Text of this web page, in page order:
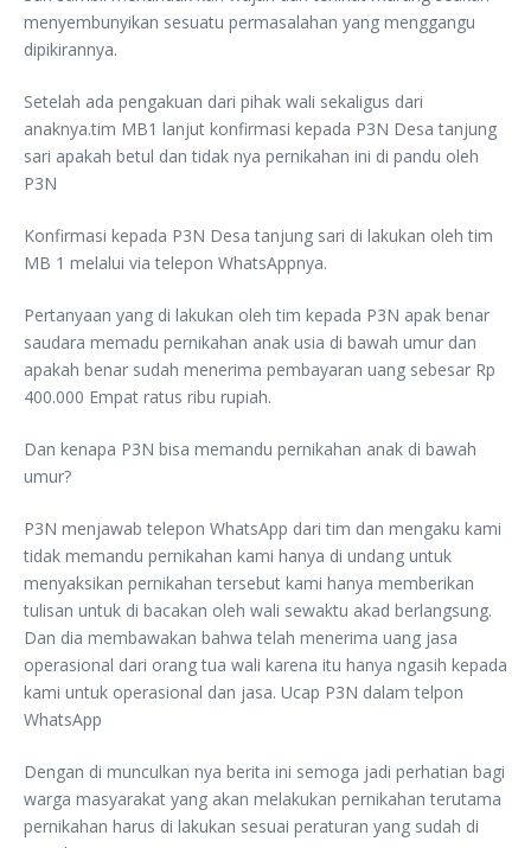
menyembunyikan sesuatu permasalahan yang menggangu
dipikirannya.
Setelah ada pengakuan dari pihak wali sekaligus dari
anaknya.tim MB1 lanjut konfirmasi kepada P3N Desa tanjung
sari apakah betul dan tidak nya pernikahan ini di pandu oleh
P3N
Konfirmasi kepada P3N Desa tanjung sari di lakukan oleh tim
MB 1 melalui via telepon WhatsAppnya.
Pertanyaan yang di lakukan oleh tim kepada P3N apak benar
saudara memadu pernikahan anak usia di bawah umur dan
apakah benar sudah menerima pembayaran uang sebesar Rp
400.000 Empat ratus ribu rupiah.
Dan kenapa P3N bisa memandu pernikahan anak di bawah
umur?
P3N menjawab telepon WhatsApp dari tim dan mengaku kami
tidak memandu pernikahan kami hanya di undang untuk
menyaksikan pernikahan tersebut kami hanya memberikan
tulisan untuk di bacakan oleh wali sewaktu akad berlangsung.
Dan dia membawakan bahwa telah menerima uang jasa
operasional dari orang tua wali karena itu hanya ngasih kepada
kami untuk operasional dan jasa. Ucap P3N dalam telpon
WhatsApp
Dengan di munculkan nya berita ini semoga jadi perhatian bagi
warga masyarakat yang akan melakukan pernikahan terutama
pernikahan harus di lakukan sesuai peraturan yang sudah di